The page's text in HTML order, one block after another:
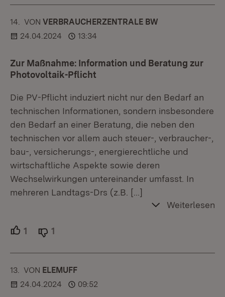
14. KOMMENTAR
VON :VERBRAUCHERZENTRALE BW
24.04.2024
13:34
Zur Maßnahme: Information und Beratung zur
Photovoltaik-Pflicht
Die PV-Pflicht induziert nicht nur den Bedarf an
technischen Informationen, sondern insbesondere
den Bedarf an einer Beratung, die neben den
technischen vor allem auch steuer-, verbraucher-,
bau-, versicherungs-, energierechtliche und
wirtschaftliche Aspekte sowie deren
Wechselwirkungen untereinander umfasst. In
mehreren Landtags-Drs (z.B.
[…]
Weiterlesen
1 Unterstützer.
1
13. KOMMENTAR
VON :ELEMUFF
24.04.2024
09:52